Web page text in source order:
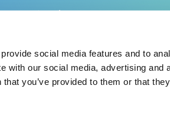
social media features and to
with our social media, advertising and
you’ve provided to them or that
Mon to Fri 9-12
report